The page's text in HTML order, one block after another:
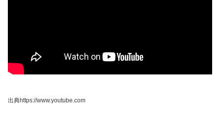
出典https://www.youtube.com